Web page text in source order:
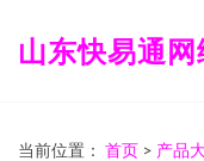
山东快易通
当前位置： 首页 > 产品